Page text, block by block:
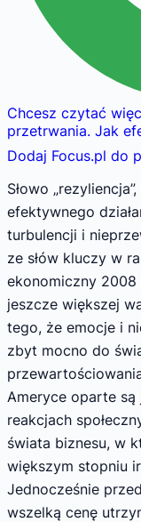
Chcesz czytać
przetrwania. Jak
Dodaj Focus.pl do
Słowo
efektywnego
turbulencji i
ze słów kluczy w
ekonomiczny 2008
jeszcze większej
tego, że emocje i
zbyt mocno do
Ameryce oparte są
reakcjach
świata biznesu, w
większym stopniu
Jednocześnie
wszelką cenę